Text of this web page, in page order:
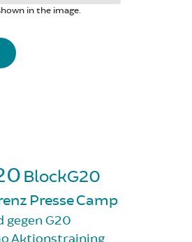
in the image.
BlockG20
PresseCamp
gegen G20
Aktionstraining